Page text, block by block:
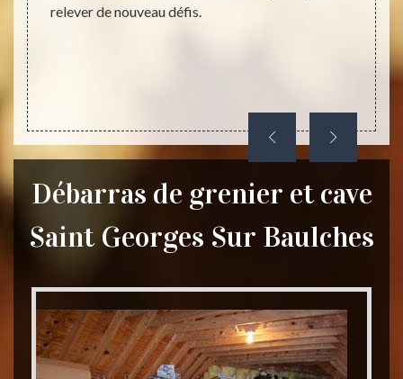
vous
relever de nouveau défis.
Débarras de grenier et cave
Saint Georges Sur Baulches